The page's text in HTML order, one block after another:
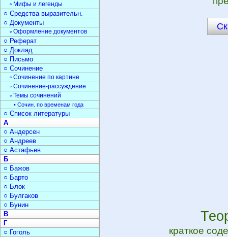
краткое
▫ Мифы и легенды
○ Средства выразительн.
○ Документы
▫ Оформление документов
○ Реферат
○ Доклад
○ Письмо
○ Сочинение
▫ Сочинение по картине
▫ Сочинение-рассуждение
▫ Темы сочинений
• Сочин. по временам года
○ Список литературы
А
○ Андерсен
○ Андреев
○ Астафьев
Б
○ Бажов
○ Барто
○ Блок
○ Булгаков
○ Бунин
В
Г
○ Гоголь